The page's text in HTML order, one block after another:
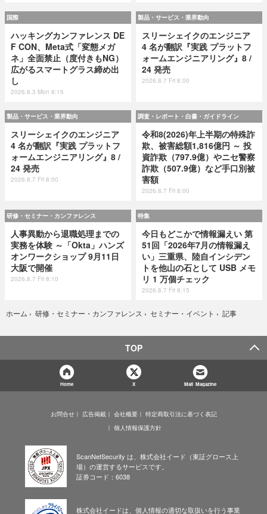
国際
ハッキングカンファレンス DE
F CON、Meta式「変態メガ
ネ」全面禁止（度付きもNG）
広がるスマートグラス締め出
し
2026.8.3 Mon 8:15
製品・サービス・業界動向
スリーシェイクのエンジニア
4 名が翻訳『実践 プラットフ
ォームエンジニアリング』8 /
24 発売
2026.8.7 Fri 8:00
製品・サービス・業界動向
スリーシェイクのエンジニア
4 名が翻訳『実践 プラットフ
ォームエンジニアリング』8 /
24 発売
2026.8.7 Fri 8:00
調査・レポート・白書・ガイドライン
令和8(2026)年上半期の特殊詐
欺、被害総額1,816億円 ～ 投
資詐欺（797.9億）やニセ警察
詐欺（507.9億）など手口別被
害額
2026.8.7 Fri 8:00
研修・セミナー・カンファレンス
人事異動から退職処理までの
実務を体験 ～「Okta」ハンズ
オンワークショップ 9月11日
大阪で開催
2026.8.7 Fri 8:10
特集
今日もどこかで情報漏えい 第
51回「2026年7月の情報漏え
い」三重県、陸自インシデン
トを他山の石として USB メモ
リ 1 万個チェック
2026.8.7 Fri 8:15
ホーム › 研修・セミナー・カンファレンス › セミナー・イベント › 記事
TOP
Home X Mail Magazine
お問合せ 広告掲載 会社概要
特定商取引法に基づく表記
個人情報保護方針
ScanNetSecurity は、株式会社イード（東証グロース上
場）の運営するサービスです。
証券コード：6038
株式会社イードは、個人情報の適切な取扱いを行う事業